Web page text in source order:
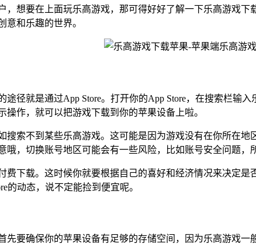
，想要在上面玩乐高游戏，那可得好好了解一下乐高游戏
意和乐趣的世界。
径就是通过App Store。打开你的App Store，在搜索栏输
作，就可以把游戏下载到你的苹果设备上啦。
索不到某些乐高游戏。这可能是因为游戏没有在你所在地
，切换账号地区可能会有一些风险，比如账号安全问题，
费下载。这时候你就要根据自己的喜好和经济情况来决定
的动态，说不定能捡到便宜呢。
先要确保你的苹果设备有足够的存储空间，因为乐高游戏